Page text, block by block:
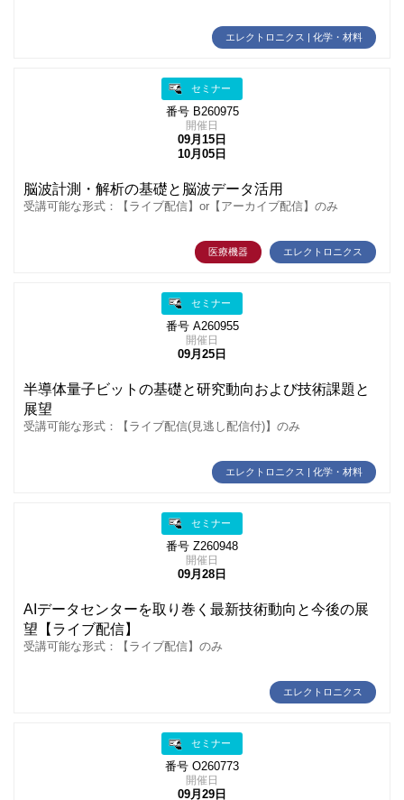
エレクトロニクス | 化学・材料
セミナー
番号 B260975
開催日
09月15日
10月05日
脳波計測・解析の基礎と脳波データ活用
受講可能な形式：【ライブ配信】or【アーカイブ配信】のみ
医療機器 エレクトロニクス
セミナー
番号 A260955
開催日
09月25日
半導体量子ビットの基礎と研究動向および技術課題と
展望
受講可能な形式：【ライブ配信(見逃し配信付)】のみ
エレクトロニクス | 化学・材料
セミナー
番号 Z260948
開催日
09月28日
AIデータセンターを取り巻く最新技術動向と今後の展
望【ライブ配信】
受講可能な形式：【ライブ配信】のみ
エレクトロニクス
セミナー
番号 O260773
開催日
09月29日